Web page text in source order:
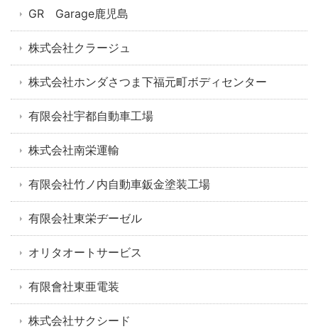
GR Garage鹿児島
株式会社クラージュ
株式会社ホンダさつま下福元町ボディセンター
有限会社宇都自動車工場
株式会社南栄運輸
有限会社竹ノ内自動車鈑金塗装工場
有限会社東栄ヂーゼル
オリタオートサービス
有限會社東亜電装
株式会社サクシード